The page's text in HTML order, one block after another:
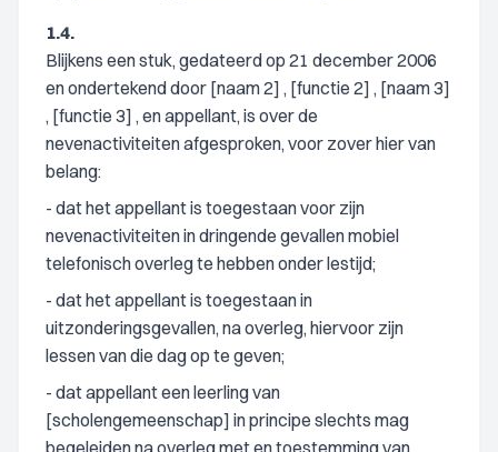
1.4.
Blijkens een stuk, gedateerd op 21 december 2006
en ondertekend door [naam 2] , [functie 2] , [naam 3]
, [functie 3] , en appellant, is over de
nevenactiviteiten afgesproken, voor zover hier van
belang:
- dat het appellant is toegestaan voor zijn
nevenactiviteiten in dringende gevallen mobiel
telefonisch overleg te hebben onder lestijd;
- dat het appellant is toegestaan in
uitzonderingsgevallen, na overleg, hiervoor zijn
lessen van die dag op te geven;
- dat appellant een leerling van
[scholengemeenschap] in principe slechts mag
begeleiden na overleg met en toestemming van